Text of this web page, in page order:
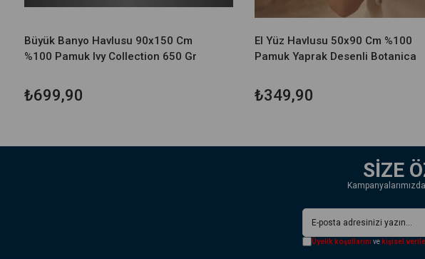
Büyük Banyo Havlusu 90x150 Cm
%100 Pamuk Ivy Collection 650 Gr
₺699,90
El Yüz Havlusu 50x90 Cm %100
Pamuk Yaprak Desenli Botanica
₺349,90
SİZE
Üyelik koşullarını ve kişisel